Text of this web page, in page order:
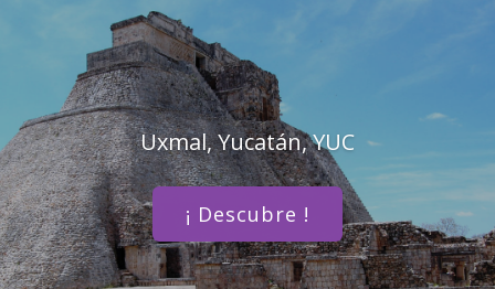
Uxmal, Yucatán, YUC
¡ Descubre !